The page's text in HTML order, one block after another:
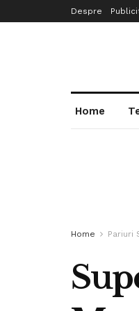
Despre
Home
Home Pariuri